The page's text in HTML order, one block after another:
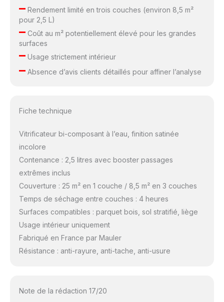
–Rendement limité en trois couches (environ 8,5 m²
pour 2,5 L)
–Coût au m² potentiellement élevé pour les grandes
surfaces
–Usage strictement intérieur
–Absence d’avis clients détaillés pour affiner l’analyse
Fiche technique
Vitrificateur bi-composant à l’eau, finition satinée
incolore
Contenance : 2,5 litres avec booster passages
extrêmes inclus
Couverture : 25 m² en 1 couche / 8,5 m² en 3 couches
Temps de séchage entre couches : 4 heures
Surfaces compatibles : parquet bois, sol stratifié, liège
Usage intérieur uniquement
Fabriqué en France par Mauler
Résistance : anti-rayure, anti-tache, anti-usure
Note de la rédaction 17/20